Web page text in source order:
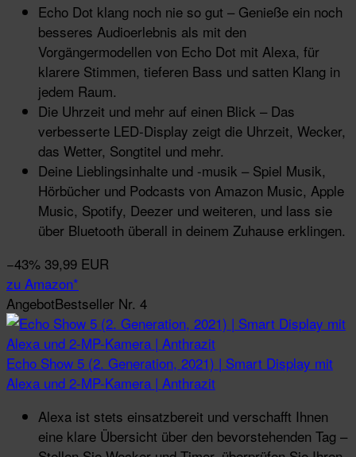
Echo Dot klang noch nie so gut – Genieße ein noch
besseres Audioerlebnis als mit den
Vorgängermodellen von Echo Dot mit Alexa, für
klarere Stimmen, tieferen Bass und satten Klang in
jedem Raum.
Die Uhrzeit und mehr auf einen Blick – Das
verbesserte LED-Display zeigt die Uhrzeit, Wecker,
das Wetter, Songtitel und mehr.
Deine Lieblingsinhalte und -musik – Spiel Musik,
Hörbücher und Podcasts von Amazon Music, Apple
Music, Spotify, Deezer und weiteren, und lass sie
über Bluetooth überall in deinem Zuhause erklingen.
−43% 39,99 EUR
zu Amazon*
AngebotBestseller Nr. 4
Echo Show 5 (2. Generation, 2021) | Smart Display mit
Alexa und 2-MP-Kamera | Anthrazit
Alexa ist stets einsatzbereit und verschafft Ihnen
eine klare Übersicht über den bevorstehenden Tag –